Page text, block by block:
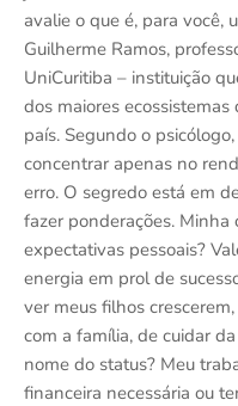
avalie o que é, para você,
Guilherme Ramos,
UniCuritiba – instituição
dos maiores
país. Segundo o
concentrar apenas no
erro. O segredo está em
fazer ponderações.
expectativas pessoais?
energia em prol de
ver meus filhos
com a família, de cuidar
nome do status? Meu
financeira necessária ou